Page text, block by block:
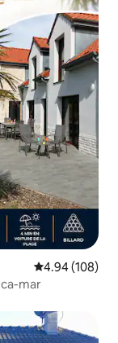
Calificación
4.94 (108)
mar